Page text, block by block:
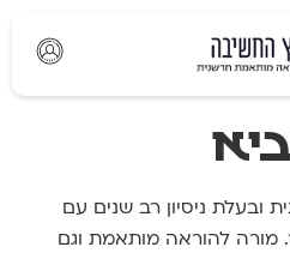
ובעלת ניסיון רב שנים עם
מורה להוראה מותאמת וגם